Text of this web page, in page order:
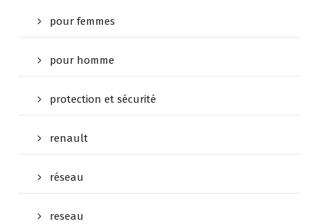
pour femmes
pour homme
protection et sécurité
renault
réseau
reseau